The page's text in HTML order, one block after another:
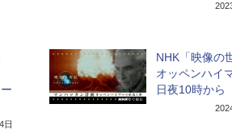
日
NHK「映像の
オッペンハイ
日夜10時から